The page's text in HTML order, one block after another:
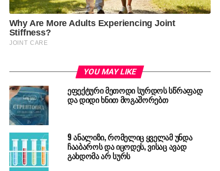
YOU MAY LIKE
ეფექტური მეთოდი სურდოს სწრაფად
და დიდი ხნით მოგაშორებთ
9 ანალიზი, რომელიც ყველამ უნდა
ჩააბაროს და იცოდეს, ვისაც ავად
გახდომა არ სურს